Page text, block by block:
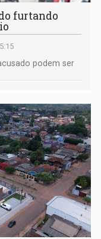
furtando
podem ser